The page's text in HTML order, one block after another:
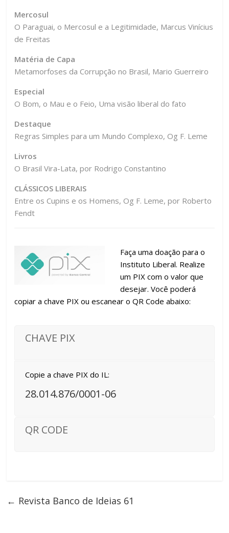
Mercosul
O Paraguai, o Mercosul e a Legitimidade, Marcus Vinícius
de Freitas
Matéria de Capa
Metamorfoses da Corrupção no Brasil, Mario Guerreiro
Especial
O Bom, o Mau e o Feio, Uma visão liberal do fato
Destaque
Regras Simples para um Mundo Complexo, Og F. Leme
Livros
O Brasil Vira-Lata, por Rodrigo Constantino
CLÁSSICOS LIBERAIS
Entre os Cupins e os Homens, Og F. Leme, por Roberto
Fendt
Faça uma doação para o
Instituto Liberal. Realize
um PIX com o valor que
desejar. Você poderá
copiar a chave PIX ou escanear o QR Code abaixo:
CHAVE PIX
Copie a chave PIX do IL:
28.014.876/0001-06
QR CODE
← Revista Banco de Ideias 61